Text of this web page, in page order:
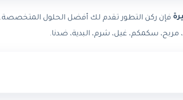
فإن ركن التطور تقدم لك أفضل الحلول المتخصصة.
سكمكم، غيل، شرم، البدية، ضدنا.